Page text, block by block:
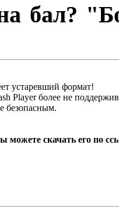
бал?
устаревший формат!
Player более не
безопасным.
можете скачать его по